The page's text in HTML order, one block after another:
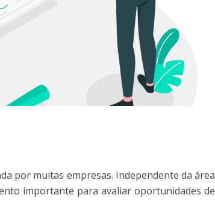
por muitas empresas. Independente da área
importante para avaliar oportunidades de